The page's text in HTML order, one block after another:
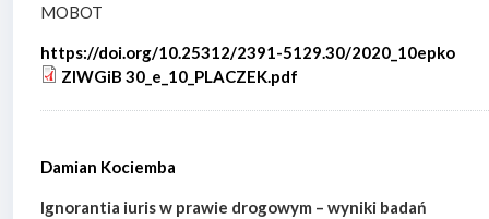
MOBOT
https://doi.org/10.25312/2391-5129.30/2020_10epko
ZIWGiB 30_e_10_PLACZEK.pdf
Damian Kociemba
Ignorantia iuris w prawie drogowym – wyniki badań